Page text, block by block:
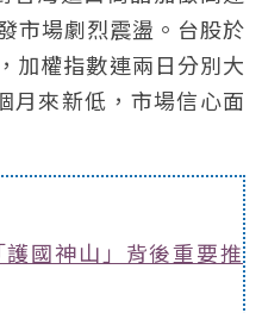
市場劇烈震盪。台股於
加權指數連兩日分別大
月來新低，市場信心面
護國神山」背後重要推